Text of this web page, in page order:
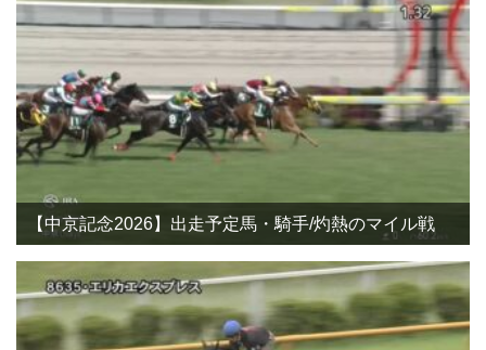
【中京記念2026】出走予定馬・騎手/灼熱のマイル戦